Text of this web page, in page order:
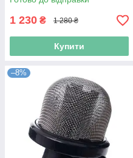
1 230 ₴ 1 280 ₴
Купити
–8%